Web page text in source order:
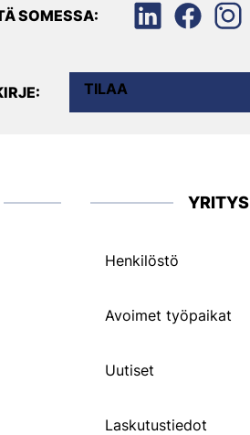
SOMESSA:
TILAA
YRITYS
Henkilöstö
Avoimet työpaikat
Uutiset
Laskutustiedot